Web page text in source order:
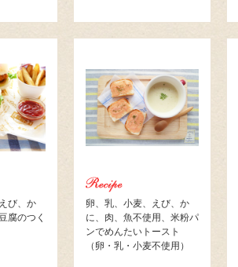
び、か
腐のつく
卵、乳、小麦、えび、か
に、肉、魚不使用、米粉パ
ンでめんたいトースト
（卵・乳・小麦不使用）